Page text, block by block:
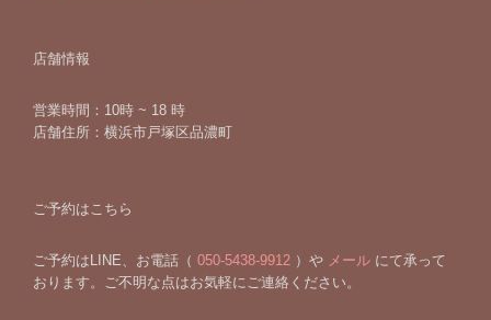
店舗情報
営業時間：10時 ~ 18 時
店舗住所：横浜市戸塚区品濃町
ご予約はこちら
ご予約はLINE、お電話（ 050-5438-9912 ）や メール にて承って
おります。ご不明な点はお気軽にご連絡ください。